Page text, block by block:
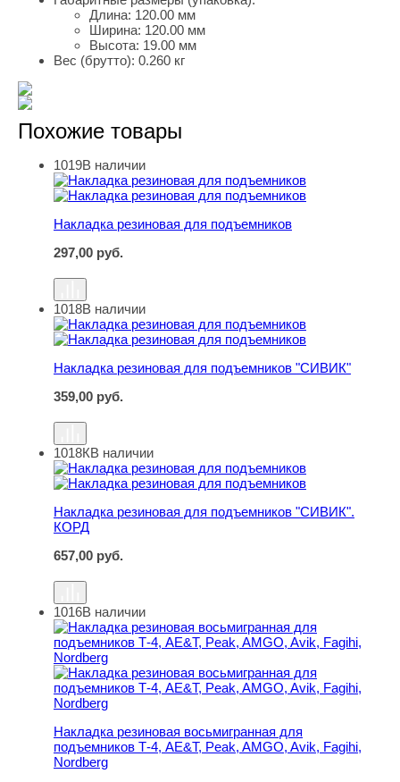
Длина: 120.00 мм
Ширина: 120.00 мм
Высота: 19.00 мм
Вес (брутто): 0.260 кг
Похожие товары
Накладка резиновая для подъемников
1019В наличии
Накладка резиновая для подъемников
297,00 руб.
Накладка резиновая для подъемников "СИВИК"
1018В наличии
Накладка резиновая для подъемников "СИВИК"
359,00 руб.
Накладка резиновая для подъемников "СИВИК". КОРД
1018КВ наличии
Накладка резиновая для подъемников "СИВИК".
КОРД
657,00 руб.
Накладка резиновая восьмигранная для подъемников
1016В наличии
Накладка резиновая восьмигранная для
подъемников Т-4, AE&T, Peak, AMGO, Avik, Fagihi,
Nordberg